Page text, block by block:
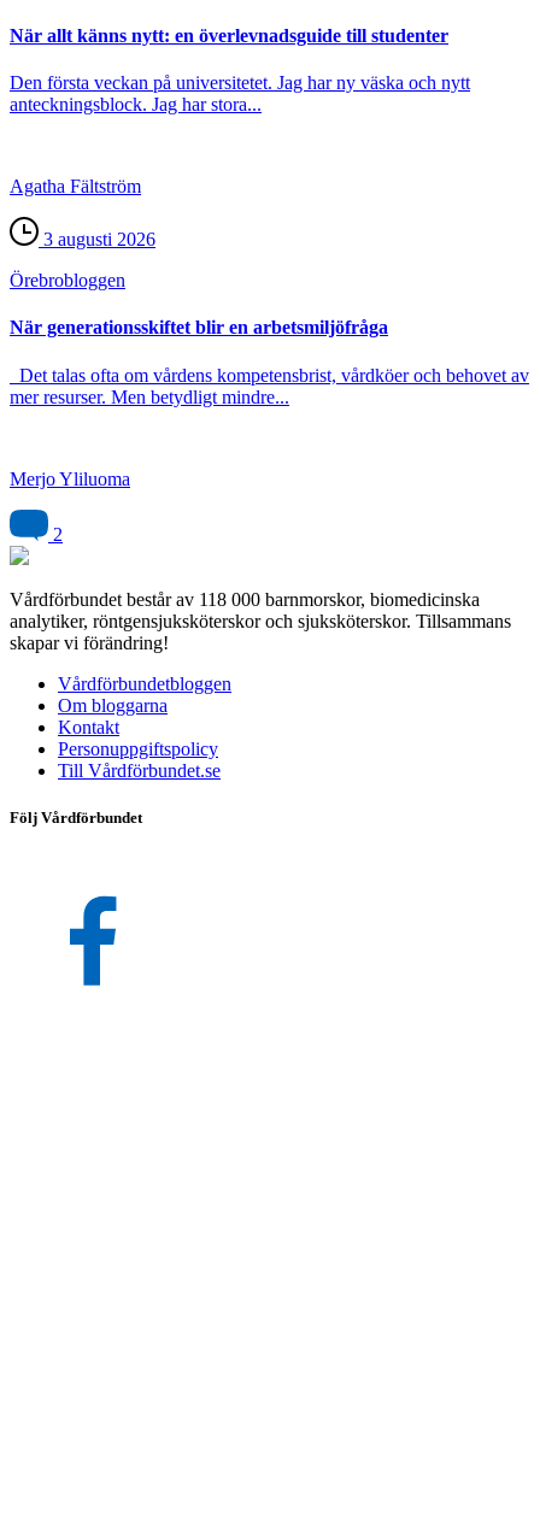
När allt känns nytt: en överlevnadsguide till studenter
Den första veckan på universitetet. Jag har ny väska och nytt
anteckningsblock. Jag har stora...
Agatha Fältström
3 augusti 2026
Örebro­bloggen
När generationsskiftet blir en arbetsmiljöfråga
Det talas ofta om vårdens kompetensbrist, vårdköer och behovet av
mer resurser. Men betydligt mindre...
Merjo Yliluoma
2
Vårdförbundet består av 118 000 barnmorskor, biomedicinska
analytiker, röntgensjuksköterskor och sjuksköterskor. Tillsammans
skapar vi förändring!
Vårdförbundetbloggen
Om bloggarna
Kontakt
Personuppgiftspolicy
Till Vårdförbundet.se
Följ Vårdförbundet